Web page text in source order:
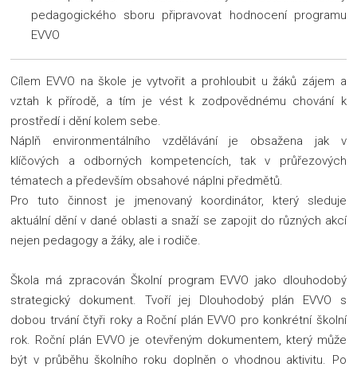
pedagogického sboru připravovat hodnocení programu
EVVO
Cílem EVVO na škole je vytvořit a prohloubit u žáků zájem a
vztah k přírodě, a tím je vést k zodpovědnému chování k
prostředí i dění kolem sebe.
Náplň environmentálního vzdělávání je obsažena jak v
klíčových a odborných kompetencích, tak v průřezových
tématech a především obsahové náplni předmětů.
Pro tuto činnost je jmenovaný koordinátor, který sleduje
aktuální dění v dané oblasti a snaží se zapojit do různých akcí
nejen pedagogy a žáky, ale i rodiče.
Škola má zpracován Školní program EVVO jako dlouhodobý
strategický dokument. Tvoří jej Dlouhodobý plán EVVO s
dobou trvání čtyři roky a Roční plán EVVO pro konkrétní školní
rok. Roční plán EVVO je otevřeným dokumentem, který může
být v průběhu školního roku doplněn o vhodnou aktivitu. Po